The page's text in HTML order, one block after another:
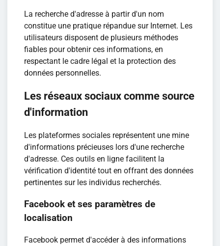
La recherche d'adresse à partir d'un nom
constitue une pratique répandue sur Internet. Les
utilisateurs disposent de plusieurs méthodes
fiables pour obtenir ces informations, en
respectant le cadre légal et la protection des
données personnelles.
Les réseaux sociaux comme source
d'information
Les plateformes sociales représentent une mine
d'informations précieuses lors d'une recherche
d'adresse. Ces outils en ligne facilitent la
vérification d'identité tout en offrant des données
pertinentes sur les individus recherchés.
Facebook et ses paramètres de
localisation
Facebook permet d'accéder à des informations